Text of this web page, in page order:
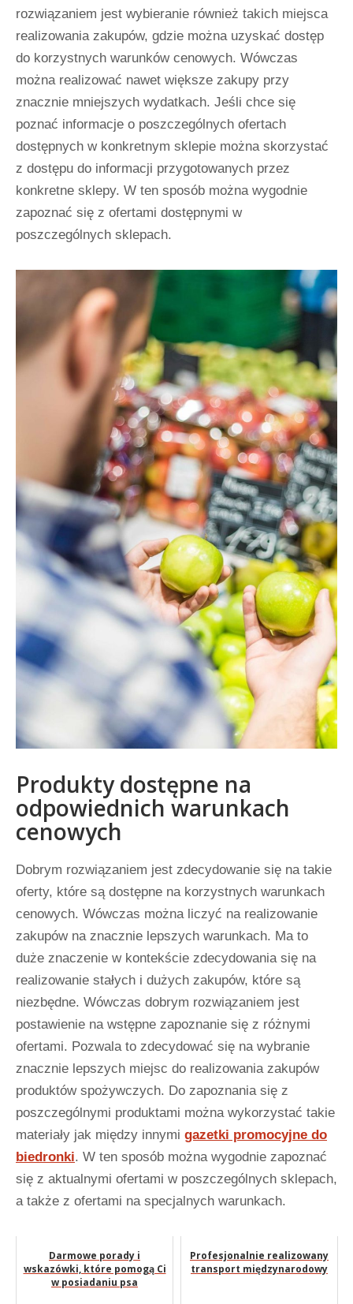
rozwiązaniem jest wybieranie również takich miejsca
realizowania zakupów, gdzie można uzyskać dostęp
do korzystnych warunków cenowych. Wówczas
można realizować nawet większe zakupy przy
znacznie mniejszych wydatkach. Jeśli chce się
poznać informacje o poszczególnych ofertach
dostępnych w konkretnym sklepie można skorzystać
z dostępu do informacji przygotowanych przez
konkretne sklepy. W ten sposób można wygodnie
zapoznać się z ofertami dostępnymi w
poszczególnych sklepach.
Produkty dostępne na
odpowiednich warunkach
cenowych
Dobrym rozwiązaniem jest zdecydowanie się na takie
oferty, które są dostępne na korzystnych warunkach
cenowych. Wówczas można liczyć na realizowanie
zakupów na znacznie lepszych warunkach. Ma to
duże znaczenie w kontekście zdecydowania się na
realizowanie stałych i dużych zakupów, które są
niezbędne. Wówczas dobrym rozwiązaniem jest
postawienie na wstępne zapoznanie się z różnymi
ofertami. Pozwala to zdecydować się na wybranie
znacznie lepszych miejsc do realizowania zakupów
produktów spożywczych. Do zapoznania się z
poszczególnymi produktami można wykorzystać takie
materiały jak między innymi gazetki promocyjne do
biedronki. W ten sposób można wygodnie zapoznać
się z aktualnymi ofertami w poszczególnych sklepach,
a także z ofertami na specjalnych warunkach.
Darmowe porady i
wskazówki, które pomogą Ci
w posiadaniu psa
Profesjonalnie realizowany
transport międzynarodowy